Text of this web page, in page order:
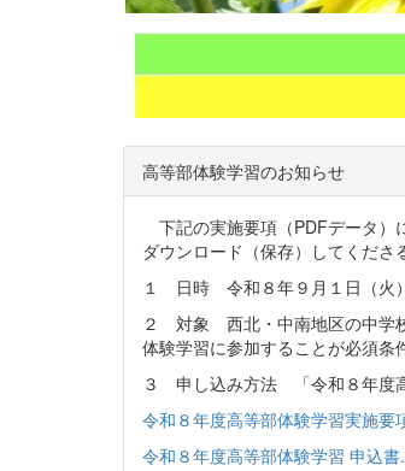
高等部体験学習のお知らせ
下記の実施要項（PDFデータ）
ダウンロード（保存）してくだ
１ 日時 令和８年９月１日（火
２ 対象 西北・中南地区の中学
体験学習に参加することが必須条
３ 申し込み方法 「令和８年度
令和８年度高等部体験学習実施要
令和８年度高等部体験学習 申込